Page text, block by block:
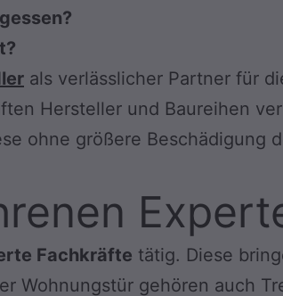
als verlässlicher Partner für
Hersteller und Baureihen
ohne größere Beschädigung
Fachkräfte tätig. Diese
Wohnungstür gehören auch